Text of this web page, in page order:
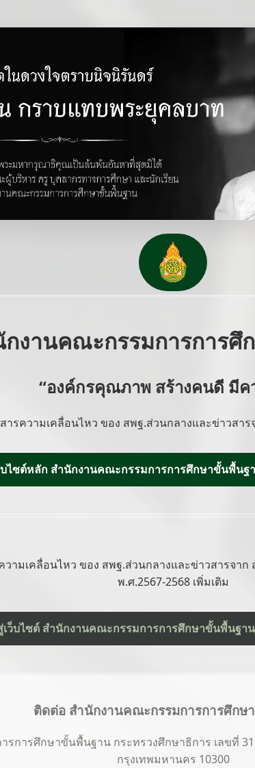
กงานคณะกรรมการการ
“องค์กรคุณภาพ สร้างคนดี มีค
ารความเคลื่อนไหว ของ สพฐ.ส่วนกลางและข่าวสา
บไซต์หลัก สำนักงานคณะกรรมการการศึกษาขั้นพื้นฐ
ามเคลื่อนไหว ของ สพฐ.ส่วนกลางและข่าวสารจา
พ.ศ.2567-2568 เพิ่มเติม
เว็บไซต์ สำนักงานคณะกรรมการการศึกษาขั้นพื้นฐา
ติดต่อ สำนักงานคณะกรรมการการศึกษ
การศึกษาขั้นพื้นฐาน กระทรวงศึกษาธิการ เลขที่
กรุงเทพมหานคร 10300